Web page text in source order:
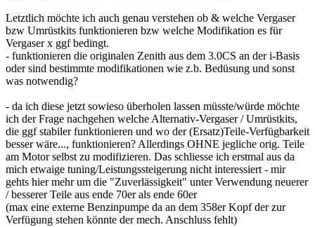
Letztlich möchte ich auch genau verstehen ob & welche Vergaser
bzw Umrüstkits funktionieren bzw welche Modifikation es für
Vergaser x ggf bedingt.
- funktionieren die originalen Zenith aus dem 3.0CS an der i-Basis
oder sind bestimmte modifikationen wie z.b. Bedüsung und sonst
was notwendig?
- da ich diese jetzt sowieso überholen lassen müsste/würde möchte
ich der Frage nachgehen welche Alternativ-Vergaser / Umrüstkits,
die ggf stabiler funktionieren und wo der (Ersatz)Teile-Verfügbarkeit
besser wäre..., funktionieren? Allerdings OHNE jegliche orig. Teile
am Motor selbst zu modifizieren. Das schliesse ich erstmal aus da
mich etwaige tuning/Leistungssteigerung nicht interessiert - mir
gehts hier mehr um die "Zuverlässigkeit" unter Verwendung neuerer
/ besserer Teile aus ende 70er als ende 60er
(max eine externe Benzinpumpe da an dem 358er Kopf der zur
Verfügung stehen könnte der mech. Anschluss fehlt)